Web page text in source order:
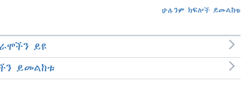
ሁሉንም ክፍሎች ይመልከቱ
ይዩ
ይመልከቱ